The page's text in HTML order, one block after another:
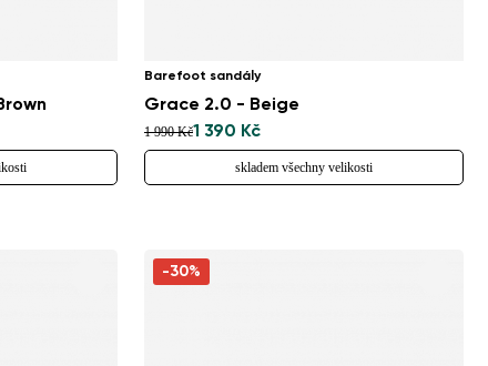
Barefoot sandály
Grace 2.0 - Beige
1 990 Kč1 390 Kč
skladem všechny velikosti
-30%